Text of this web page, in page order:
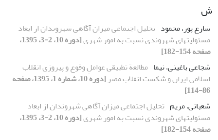
ش
شارع پور، محمود تحلیل اجتماعی میزان آگاهی شهروندان از ابعاد
مسئولیتهای شهروندی نسبت به امور شهری
[دوره 10، 2-3، 1395،
صفحه 154-182]
شجاعی باغینی، نیما مطالعة تطبیقی عواملِ وقوع و پیروزی انقلاب
اسلامی ایران و شکست انقلاب مصر
[دوره 10، شماره 1، 1395، صفحه
86-114]
شعبانی، مریم تحلیل اجتماعی میزان آگاهی شهروندان از ابعاد
مسئولیتهای شهروندی نسبت به امور شهری
[دوره 10، 2-3، 1395،
صفحه 154-182]